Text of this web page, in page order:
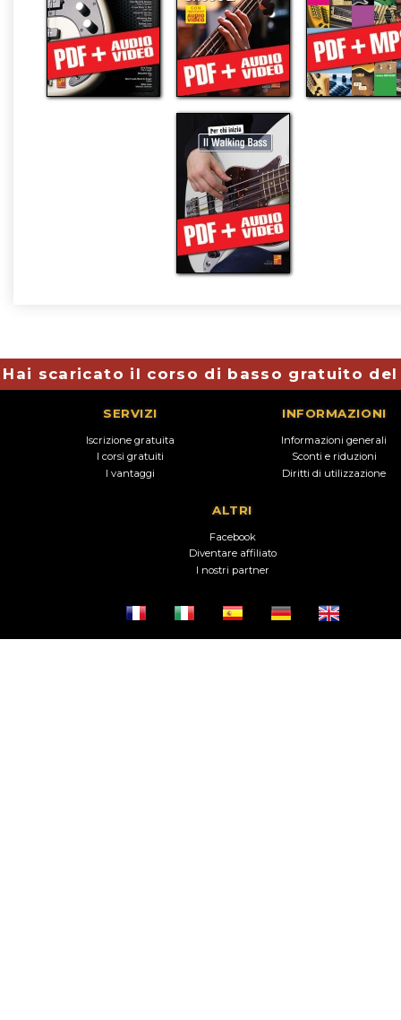
Hai scaricato il corso di basso gratuito del
SERVIZI
Iscrizione gratuita
I corsi gratuiti
I vantaggi
INFORMAZIONI
Informazioni generali
Sconti e riduzioni
Diritti di utilizzazione
ALTRI
Facebook
Diventare affiliato
I nostri partner